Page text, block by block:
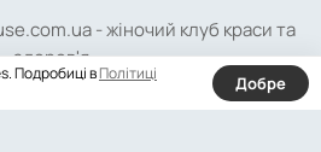
- жіночий клуб краси та
здоров'я
Подробиці вПолітиці
Добре